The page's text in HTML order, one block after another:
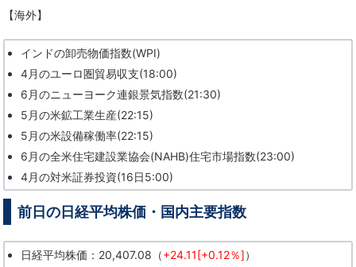
【海外】
インドの卸売物価指数(WPI)
4月のユーロ圏貿易収支(18:00)
6月のニューヨーク連銀景気指数(21:30)
5月の米鉱工業生産(22:15)
5月の米設備稼働率(22:15)
6月の全米住宅建設業協会(NAHB)住宅市場指数(23:00)
4月の対米証券投資(16日5:00)
前日の日経平均株価・国内主要指数
日経平均株価：20,407.08（+24.11[+0.12％]）